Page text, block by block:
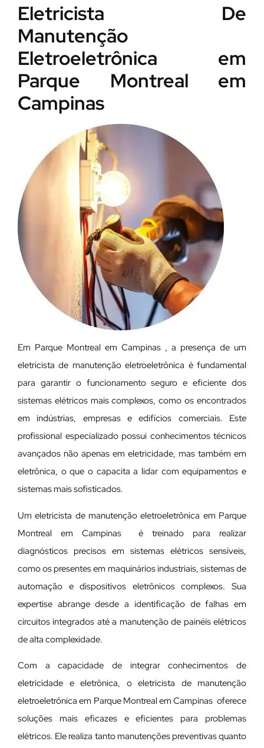
Eletricista De
Manutenção
Eletroeletrônica em
Parque Montreal em
Campinas
Em Parque Montreal em Campinas , a presença de um
eletricista de manutenção eletroeletrônica é fundamental
para garantir o funcionamento seguro e eficiente dos
sistemas elétricos mais complexos, como os encontrados
em indústrias, empresas e edifícios comerciais. Este
profissional especializado possui conhecimentos técnicos
avançados não apenas em eletricidade, mas também em
eletrônica, o que o capacita a lidar com equipamentos e
sistemas mais sofisticados.
Um eletricista de manutenção eletroeletrônica em Parque
Montreal em Campinas é treinado para realizar
diagnósticos precisos em sistemas elétricos sensíveis,
como os presentes em maquinários industriais, sistemas de
automação e dispositivos eletrônicos complexos. Sua
expertise abrange desde a identificação de falhas em
circuitos integrados até a manutenção de painéis elétricos
de alta complexidade.
Com a capacidade de integrar conhecimentos de
eletricidade e eletrônica, o eletricista de manutenção
eletroeletrônica em Parque Montreal em Campinas oferece
soluções mais eficazes e eficientes para problemas
elétricos. Ele realiza tanto manutenções preventivas quanto